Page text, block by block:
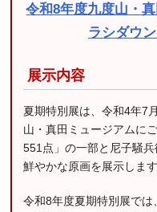
令和8年度九度山・
ラシダウ
展示内容
夏期特別展は、令和4年7
山・真田ミュージアムに
551点」の一部と尼子騒
鮮やかな原画を展示します
令和8年度夏期特別展で